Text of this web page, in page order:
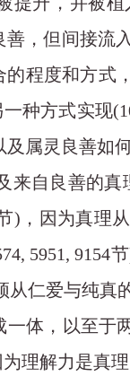
，但间接流
程度和方式
种方式实现
及属灵良善如
自良善的
)，因为真理
5951,
仁爱与纯真
体，以至于
理解力是真